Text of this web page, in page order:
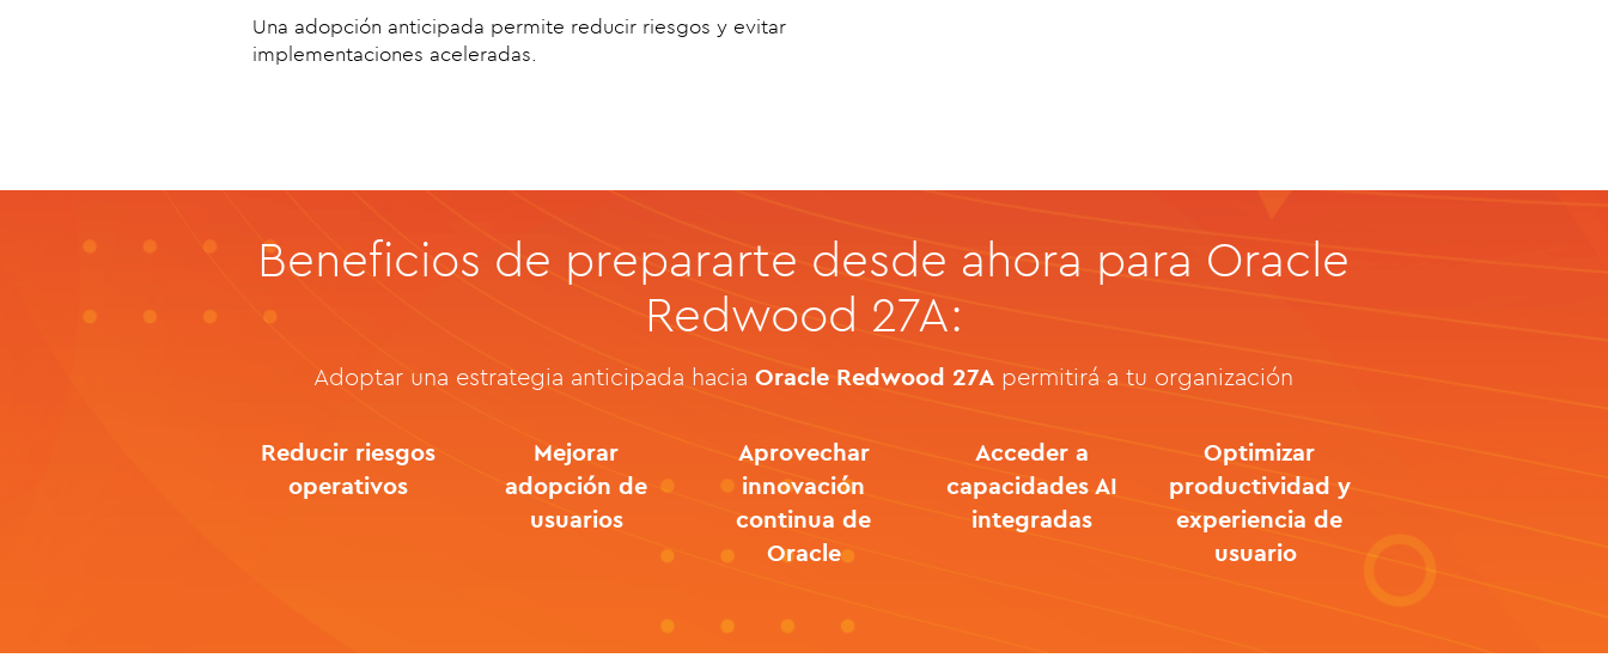
Una adopción anticipada permite reducir riesgos y evitar
implementaciones aceleradas.
Beneficios de prepararte desde ahora para Oracle
Redwood 27A:
Adoptar una estrategia anticipada haciaOracle Redwood 27A permitirá a tu organización
Reducir riesgos
operativos
Mejorar
adopción de
usuarios
Aprovechar
innovación
continua de
Oracle
Acceder a
capacidades AI
integradas
Optimizar
productividad y
experiencia de
usuario